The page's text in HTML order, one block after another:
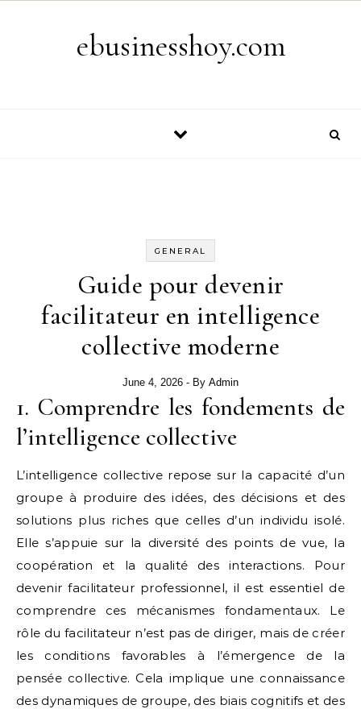
ebusinesshoy.com
GENERAL
Guide pour devenir
facilitateur en intelligence
collective moderne
June 4, 2026 - By Admin
1. Comprendre les fondements de
l’intelligence collective
L’intelligence collective repose sur la capacité d’un
groupe à produire des idées, des décisions et des
solutions plus riches que celles d’un individu isolé.
Elle s’appuie sur la diversité des points de vue, la
coopération et la qualité des interactions. Pour
devenir facilitateur professionnel, il est essentiel de
comprendre ces mécanismes fondamentaux. Le
rôle du facilitateur n’est pas de diriger, mais de créer
les conditions favorables à l’émergence de la
pensée collective. Cela implique une connaissance
des dynamiques de groupe, des biais cognitifs et des